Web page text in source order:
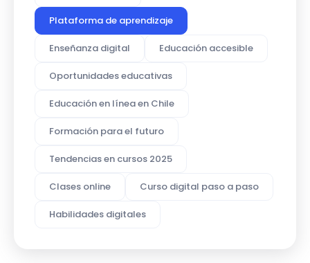
Plataforma de aprendizaje
Enseñanza digital Educación accesible
Oportunidades educativas
Educación en línea en Chile
Formación para el futuro
Tendencias en cursos 2025
Clases online Curso digital paso a paso
Habilidades digitales